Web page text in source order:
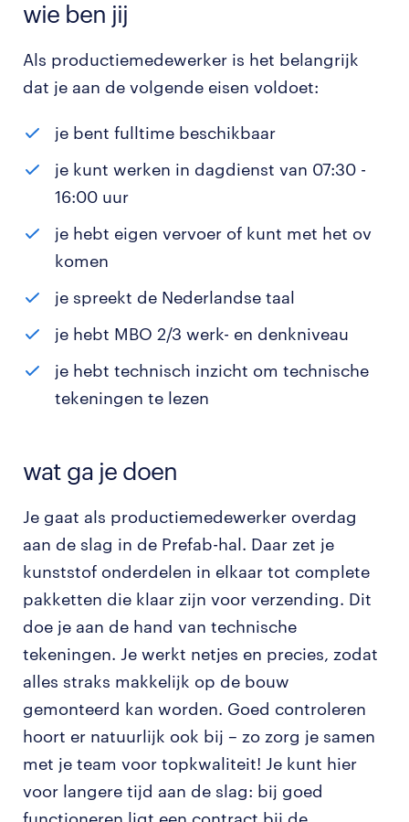
wie ben jij
Als productiemedewerker is het belangrijk
dat je aan de volgende eisen voldoet:
je bent fulltime beschikbaar
je kunt werken in dagdienst van 07:30 -
16:00 uur
je hebt eigen vervoer of kunt met het ov
komen
je spreekt de Nederlandse taal
je hebt MBO 2/3 werk- en denkniveau
je hebt technisch inzicht om technische
tekeningen te lezen
wat ga je doen
Je gaat als productiemedewerker overdag
aan de slag in de Prefab-hal. Daar zet je
kunststof onderdelen in elkaar tot complete
pakketten die klaar zijn voor verzending. Dit
doe je aan de hand van technische
tekeningen. Je werkt netjes en precies, zodat
alles straks makkelijk op de bouw
gemonteerd kan worden. Goed controleren
hoort er natuurlijk ook bij – zo zorg je samen
met je team voor topkwaliteit! Je kunt hier
voor langere tijd aan de slag: bij goed